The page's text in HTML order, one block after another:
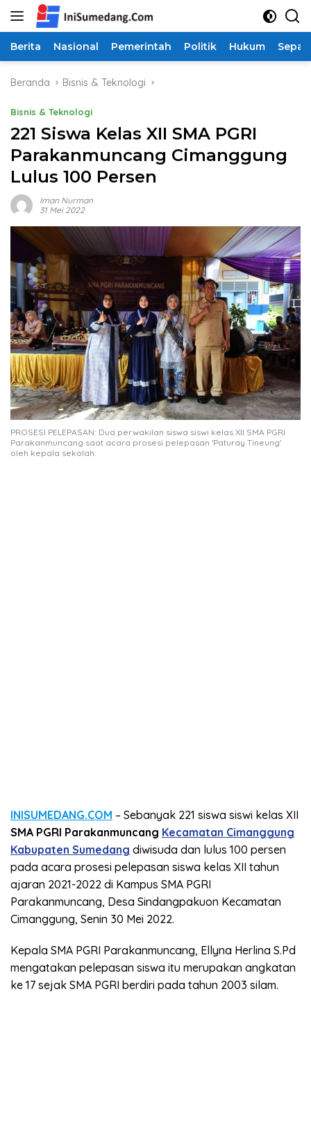
Langsung
Berita Nasional Pemerintah Politik Hukum
Beranda Bisnis & Teknologi
Bisnis & Teknologi
221 Siswa Kelas XII SMA PGRI
Parakanmuncang Cimanggung
Lulus 100 Persen
Iman Nurman
31 Mei 2022
PROSESI PELEPASAN: Dua perwakilan siswa siswi kelas XII SMA PGRI
Parakanmuncang saat acara prosesi pelepasan 'Paturay Tineung'
oleh kepala sekolah.
INISUMEDANG.COM – Sebanyak 221 siswa siswi kelas XII
SMA PGRI Parakanmuncang Kecamatan Cimanggung
Kabupaten Sumedang diwisuda dan lulus 100 persen
pada acara prosesi pelepasan siswa kelas XII tahun
ajaran 2021-2022 di Kampus SMA PGRI
Parakanmuncang, Desa Sindangpakuon Kecamatan
Cimanggung, Senin 30 Mei 2022.
Kepala SMA PGRI Parakanmuncang, Ellyna Herlina S.Pd
mengatakan pelepasan siswa itu merupakan angkatan
ke 17 sejak SMA PGRI berdiri pada tahun 2003 silam.